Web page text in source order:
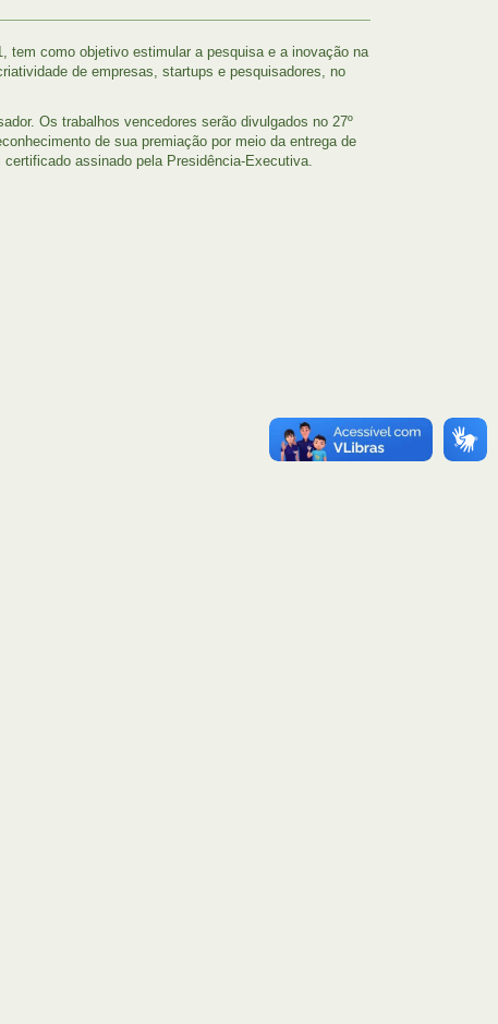
tem como objetivo estimular a pesquisa e a inovação na
de empresas, startups e pesquisadores, no
Os trabalhos vencedores serão divulgados no 27º
de sua premiação por meio da entrega de
assinado pela Presidência-Executiva.